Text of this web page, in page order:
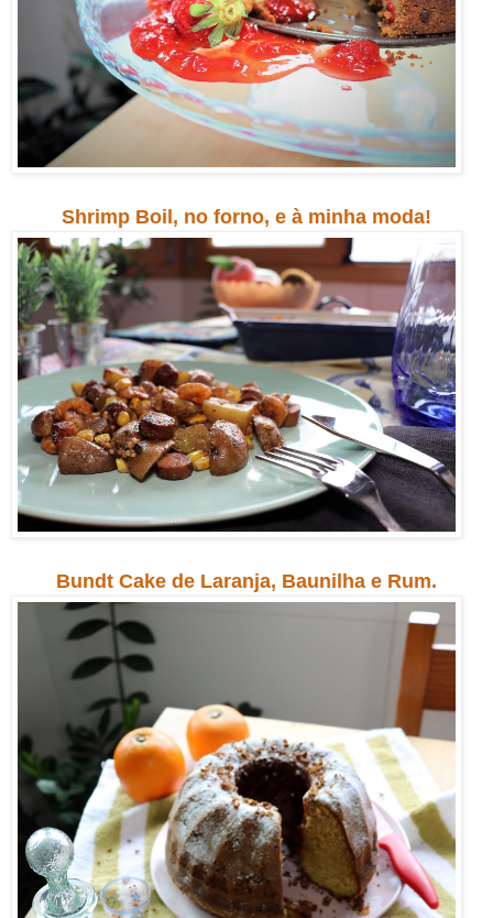
Shrimp Boil, no forno, e à minha moda!
Bundt Cake de Laranja, Baunilha e Rum.